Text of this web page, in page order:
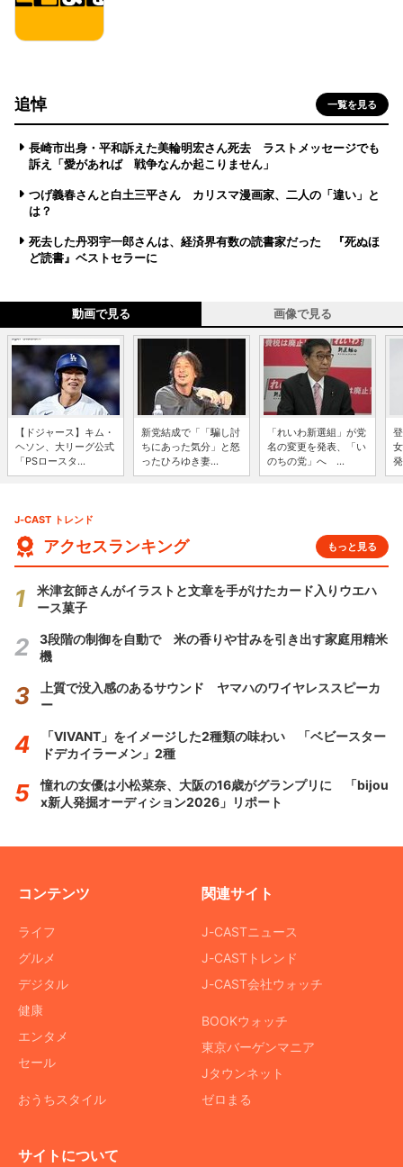
追悼 一覧を見る
長崎市出身・平和訴えた美輪明宏さん死去 ラストメッセージでも
訴え「愛があれば 戦争なんか起こりません」
つげ義春さんと白土三平さん カリスマ漫画家、二人の「違い」と
は？
死去した丹羽宇一郎さんは、経済界有数の読書家だった 『死ぬほ
ど読書』ベストセラーに
動画で見る 画像で見る
【ドジャース】キム・
ヘソン、大リーグ公式
「PSロースタ...
新党結成で「「騙し討
ちにあった気分」と怒
ったひろゆき妻...
「れいわ新選組」が党
名の変更を発表、「い
のちの党」へ ...
J-CAST トレンド
アクセスランキング もっと見る
米津玄師さんがイラストと文章を手がけたカード入りウエハ
ース菓子
3段階の制御を自動で 米の香りや甘みを引き出す家庭用精米
機
上質で没入感のあるサウンド ヤマハのワイヤレススピーカ
ー
「VIVANT」をイメージした2種類の味わい 「ベビースター
ドデカイラーメン」2種
憧れの女優は小松菜奈、大阪の16歳がグランプリに 「bijou
x新人発掘オーディション2026」リポート
コンテンツ
ライフ
グルメ
デジタル
健康
エンタメ
セール
おうちスタイル
関連サイト
J-CASTニュース
J-CASTトレンド
J-CAST会社ウォッチ
BOOKウォッチ
東京バーゲンマニア
Jタウンネット
ゼロまる
サイトについて